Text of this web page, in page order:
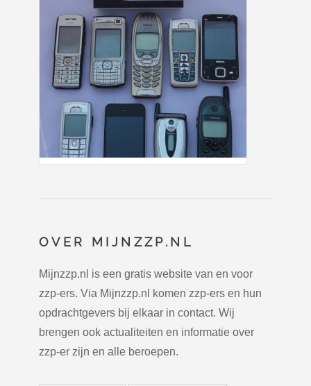
OVER MIJNZZP.NL
Mijnzzp.nl is een gratis website van en voor
zzp-ers. Via Mijnzzp.nl komen zzp-ers en hun
opdrachtgevers bij elkaar in contact. Wij
brengen ook actualiteiten en informatie over
zzp-er zijn en alle beroepen.